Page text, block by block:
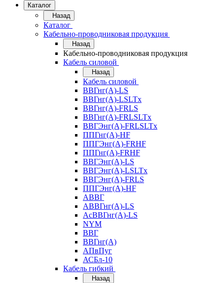
Каталог
Назад
Каталог
Кабельно-проводниковая продукция
Назад
Кабельно-проводниковая продукция
Кабель силовой
Назад
Кабель силовой
ВВГнг(А)-LS
ВВГнг(А)-LSLTx
ВВГнг(А)-FRLS
ВВГнг(А)-FRLSLTx
ВВГЭнг(А)-FRLSLTx
ППГнг(А)-HF
ППГЭнг(А)-FRHF
ППГнг(А)-FRHF
ВВГЭнг(А)-LS
ВВГЭнг(А)-LSLTx
ВВГЭнг(А)-FRLS
ППГЭнг(А)-HF
АВВГ
АВВГнг(А)-LS
АсВВГнг(А)-LS
NYM
ВВГ
ВВГнг(А)
АПвПуг
АСБл-10
Кабель гибкий
Назад